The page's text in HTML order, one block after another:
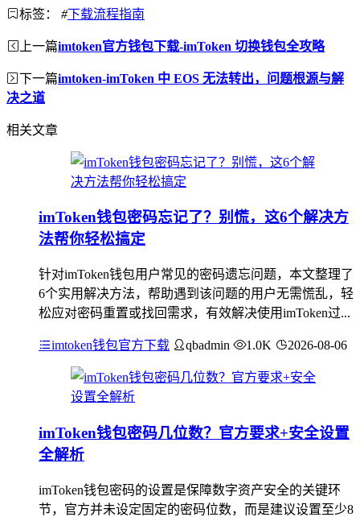
标签： #下载流程指南
上一篇imtoken官方钱包下载-imToken 切换钱包全攻略
下一篇imtoken-imToken 中 EOS 无法转出，问题根源与解
决之道
相关文章
imToken钱包密码忘记了？别慌，这6个解决方
法帮你轻松搞定
针对imToken钱包用户常见的密码遗忘问题，本文整理了
6个实用解决方法，帮助遇到该问题的用户无需慌乱，轻
松应对密码重置或找回需求，有效解决使用imToken过...
imtoken钱包官方下载 qbadmin 1.0K 2026-08-06
imToken钱包密码几位数？官方要求+安全设置
全解析
imToken钱包密码的设置是保障数字资产安全的关键环
节，官方并未设定固定的密码位数，而是建议设置至少8